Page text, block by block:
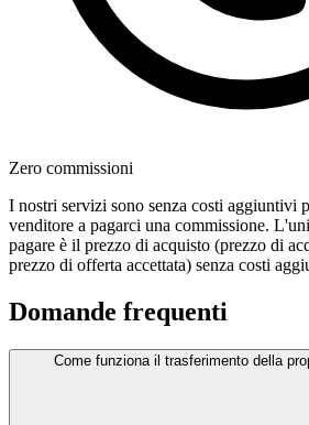
Zero commissioni
I nostri servizi sono senza costi aggiuntivi
venditore a pagarci una commissione.
pagare è il prezzo di acquisto (prezzo di
prezzo di offerta accettata) senza costi
Domande frequenti
Come funziona il trasferimento della